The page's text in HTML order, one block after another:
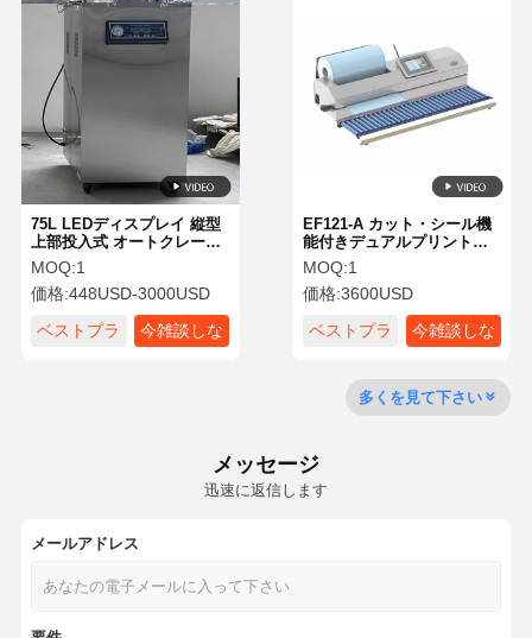
ホーム 製品
私たちについ
工場見学 品質管理 ニュース
横のオートクレーブの滅菌装置
EF121-A カット・シール機
能付きデュアルプリント統
合機
MOQ:1
価格:3600USD
ベストプラ
今雑談しな
75L LEDディスプレイ 縦型
上部投入式 オートクレーブ
マニュアル
MOQ:1
価格:448USD-3000USD
ベストプラ
今雑談しな
多くを見て下さい
メッセージ
迅速に返信します
メールアドレス